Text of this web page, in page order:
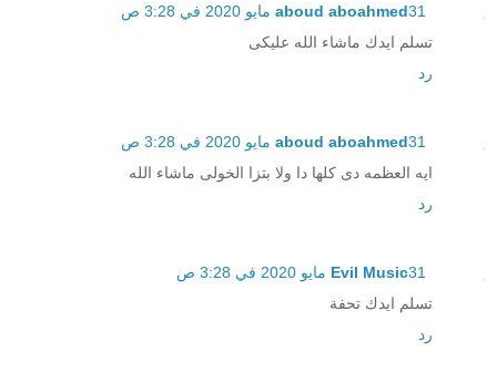
aboud aboahmed31 مايو 2020 في 3:28 ص
تسلم ايدك ماشاء الله عليكى
رد
aboud aboahmed31 مايو 2020 في 3:28 ص
ايه العظمه دى كلها دا ولا بتزا الخولى ماشاء الله
رد
Evil Music31 مايو 2020 في 3:28 ص
تسلم ايدك تحفة
رد